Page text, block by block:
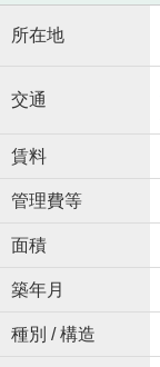
所在地
交通
賃料
管理費等
面積
築年月
種別 / 構造